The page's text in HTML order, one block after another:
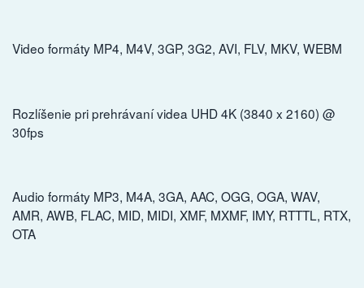
Video formáty MP4, M4V, 3GP, 3G2, AVI, FLV, MKV, WEBM
Rozlíšenie pri prehrávaní videa UHD 4K (3840 x 2160) @
30fps
Audio formáty MP3, M4A, 3GA, AAC, OGG, OGA, WAV,
AMR, AWB, FLAC, MID, MIDI, XMF, MXMF, IMY, RTTTL, RTX,
OTA